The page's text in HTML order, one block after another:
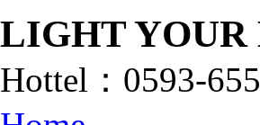
LIGHT YOUR
Hottel： 0593-